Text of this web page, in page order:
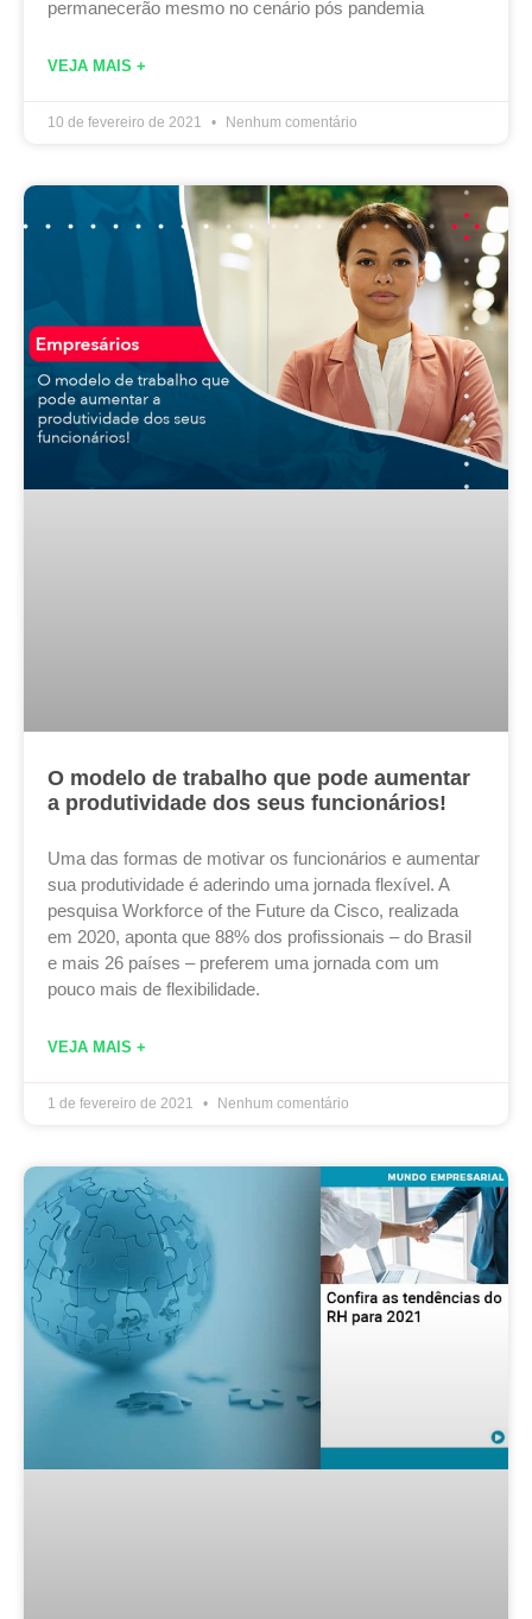
permanecerão mesmo no cenário pós pandemia
VEJA MAIS +
10 de fevereiro de 2021 Nenhum comentário
O modelo de trabalho que pode aumentar
a produtividade dos seus funcionários!
Uma das formas de motivar os funcionários e aumentar
sua produtividade é aderindo uma jornada flexível. A
pesquisa Workforce of the Future da Cisco, realizada
em 2020, aponta que 88% dos profissionais – do Brasil
e mais 26 países – preferem uma jornada com um
pouco mais de flexibilidade.
VEJA MAIS +
1 de fevereiro de 2021 Nenhum comentário